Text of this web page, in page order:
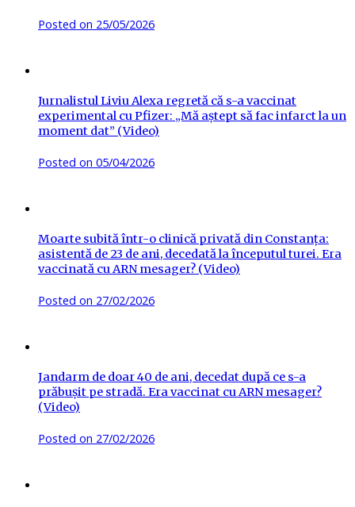
Posted on 25/05/2026
Jurnalistul Liviu Alexa regretă că s-a vaccinat
experimental cu Pfizer: „Mă aștept să fac infarct la un
moment dat” (Video)
Posted on 05/04/2026
Moarte subită într-o clinică privată din Constanța:
asistentă de 23 de ani, decedată la începutul turei. Era
vaccinată cu ARN mesager? (Video)
Posted on 27/02/2026
Jandarm de doar 40 de ani, decedat după ce s-a
prăbușit pe stradă. Era vaccinat cu ARN mesager?
(Video)
Posted on 27/02/2026